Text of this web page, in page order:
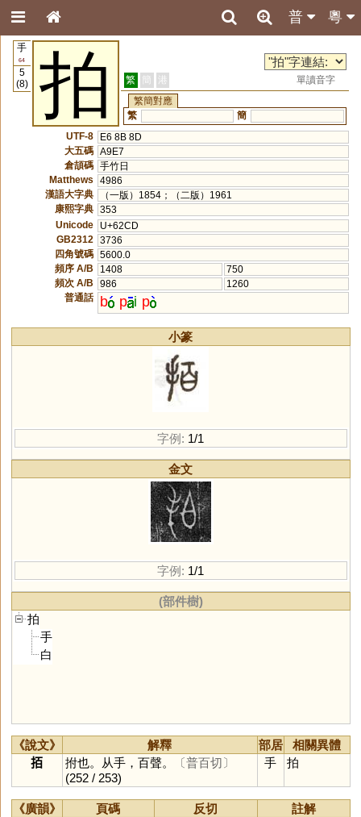
粵
普
手
64
5
(8)
拍 繁 簡 港
單讀音字
繁簡對應
繁
簡
UTF-8
E6 8B 8D
大五碼 A9E7
倉頡碼 手竹日
Matthews
4986
漢語大字典
（一版）1854；（二版）1961
康熙字典 353
Unicode
U+62CD
GB2312
3736
四角號碼 5600.0
頻序 A/B
1408
750
頻次 A/B
986
1260
普通話
b p i p
小篆
字例: 1/1
金文
字例: 1/1
(部件樹)
拍
手
白
《說文》 解釋 部居
相關異體
𢫦
拊也。从手，百聲。
〔普百切〕
(252 / 253)
手 拍
《廣韻》 頁碼 反切
註解